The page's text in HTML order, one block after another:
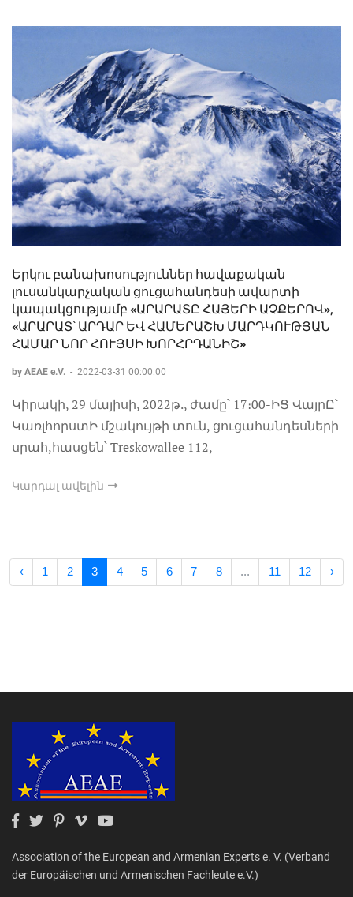
Երկու բանախոսություններ հավաքական
լուսանկարչական ցուցահանդեսի ավարտի
կապակցությամբ «ԱՐԱՐԱՏԸ ՀԱՅԵՐԻ ԱՉՔԵՐՈՎ»,
«ԱՐԱՐԱՏ՝ ԱՐԴԱՐ ԵՎ ՀԱՄԵՐԱՇԽ ՄԱՐԴԿՈՒԹՅԱՆ
ՀԱՄԱՐ ՆՈՐ ՀՈՒՅՍԻ ԽՈՐՀՐԴԱՆԻՇ»
by AEAE e.V. - 2022-03-31 00:00:00
Կիրակի, 29 մայիսի, 2022թ., ժամը՝ 17։00-ԻՑ ՎայրԸ՝
ԿառլհորստԻ մշակույթի տուն, ցուցահանդեսների
սրահ,հասցեն՝ Treskowallee 112,
Կարդալ ավելին
‹ 1 2 3 4 5 6 7 8 ... 11 12 ›
Association of the European and Armenian Experts e. V. (Verband
der Europäischen und Armenischen Fachleute e.V.)